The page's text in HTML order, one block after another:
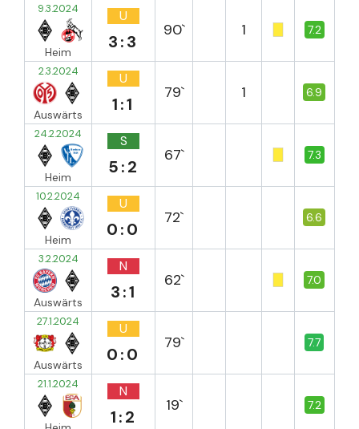
9.3.2024
Heim
U
3:3
90` 1 7.2
2.3.2024
Auswärts
U
1:1
79` 1 6.9
24.2.2024
Heim
S
5:2
67` 7.3
10.2.2024
Heim
U
0:0
72` 6.6
3.2.2024
Auswärts
N
3:1
62` 7.0
27.1.2024
Auswärts
U
0:0
79` 7.7
21.1.2024 N
1:2
19` 7.2